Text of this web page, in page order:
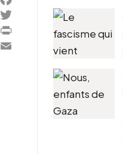
Facebook
Twitter
PrintFriendly
Email